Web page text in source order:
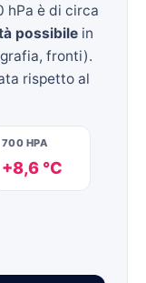
hPa è di circa
possibile in
fronti).
rispetto al
700 HPA
+8,6 °C